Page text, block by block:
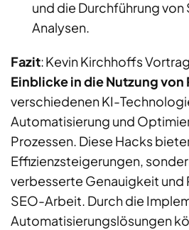
und die Durchführung
Analysen.
Fazit: Kevin Kirchhoffs
Einblicke in die Nutzung von
verschiedenen KI-
Automatisierung und
Prozessen. Diese Hacks
Effizienzsteigerungen,
verbesserte Genauigkeit und
SEO-Arbeit. Durch die
Automatisierungslösungen